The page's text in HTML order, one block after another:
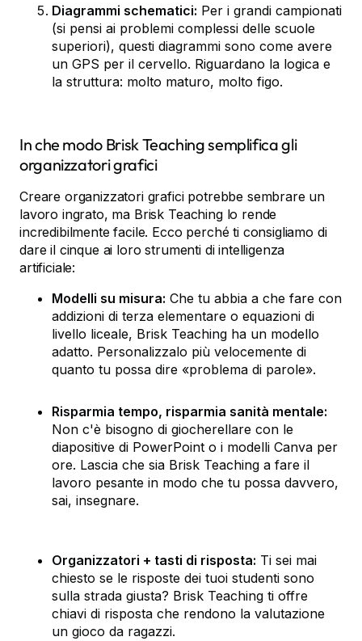
Diagrammi schematici: Per i grandi campionati
(si pensi ai problemi complessi delle scuole
superiori), questi diagrammi sono come avere
un GPS per il cervello. Riguardano la logica e
la struttura: molto maturo, molto figo.
In che modo Brisk Teaching semplifica gli
organizzatori grafici
Creare organizzatori grafici potrebbe sembrare un
lavoro ingrato, ma Brisk Teaching lo rende
incredibilmente facile. Ecco perché ti consigliamo di
dare il cinque ai loro strumenti di intelligenza
artificiale:
Modelli su misura: Che tu abbia a che fare con
addizioni di terza elementare o equazioni di
livello liceale, Brisk Teaching ha un modello
adatto. Personalizzalo più velocemente di
quanto tu possa dire «problema di parole».
Risparmia tempo, risparmia sanità mentale:
Non c'è bisogno di giocherellare con le
diapositive di PowerPoint o i modelli Canva per
ore. Lascia che sia Brisk Teaching a fare il
lavoro pesante in modo che tu possa davvero,
sai, insegnare.
Organizzatori + tasti di risposta: Ti sei mai
chiesto se le risposte dei tuoi studenti sono
sulla strada giusta? Brisk Teaching ti offre
chiavi di risposta che rendono la valutazione
un gioco da ragazzi.